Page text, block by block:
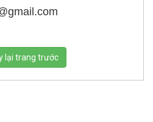
lại trang trước